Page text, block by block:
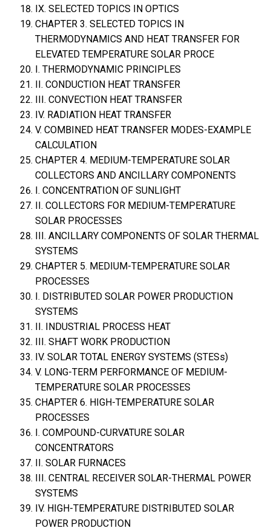
IX. SELECTED TOPICS IN OPTICS
CHAPTER 3. SELECTED TOPICS IN
THERMODYNAMICS AND HEAT TRANSFER FOR
ELEVATED TEMPERATURE SOLAR PROCE
I. THERMODYNAMIC PRINCIPLES
II. CONDUCTION HEAT TRANSFER
III. CONVECTION HEAT TRANSFER
IV. RADIATION HEAT TRANSFER
V. COMBINED HEAT TRANSFER MODES-EXAMPLE
CALCULATION
CHAPTER 4. MEDIUM-TEMPERATURE SOLAR
COLLECTORS AND ANCILLARY COMPONENTS
I. CONCENTRATION OF SUNLIGHT
II. COLLECTORS FOR MEDIUM-TEMPERATURE
SOLAR PROCESSES
III. ANCILLARY COMPONENTS OF SOLAR THERMAL
SYSTEMS
CHAPTER 5. MEDIUM-TEMPERATURE SOLAR
PROCESSES
I. DISTRIBUTED SOLAR POWER PRODUCTION
SYSTEMS
II. INDUSTRIAL PROCESS HEAT
III. SHAFT WORK PRODUCTION
IV. SOLAR TOTAL ENERGY SYSTEMS (STESs)
V. LONG-TERM PERFORMANCE OF MEDIUM-
TEMPERATURE SOLAR PROCESSES
CHAPTER 6. HIGH-TEMPERATURE SOLAR
PROCESSES
I. COMPOUND-CURVATURE SOLAR
CONCENTRATORS
II. SOLAR FURNACES
III. CENTRAL RECEIVER SOLAR-THERMAL POWER
SYSTEMS
IV. HIGH-TEMPERATURE DISTRIBUTED SOLAR
POWER PRODUCTION